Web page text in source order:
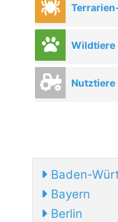
Wildtiere
Nutztiere
Baden-
Bayern
Berlin